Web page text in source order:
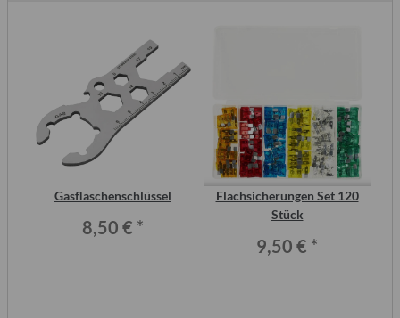
Gasflaschenschlüssel
8,50 € *
Flachsicherungen Set 120
Stück
9,50 € *